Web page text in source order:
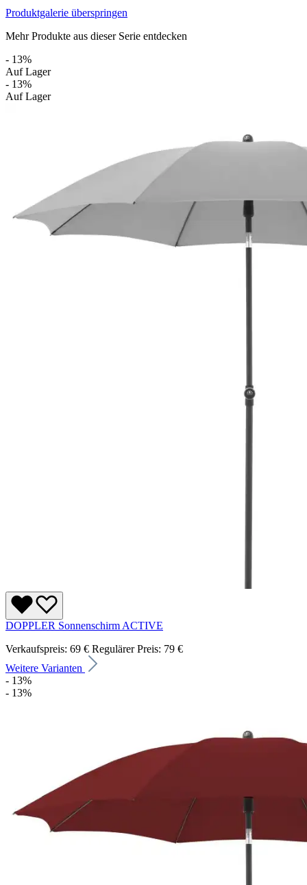
Produktgalerie überspringen
Mehr Produkte aus dieser Serie entdecken
- 13%
Auf Lager
- 13%
Auf Lager
DOPPLER Sonnenschirm ACTIVE
Verkaufspreis: 69 € Regulärer Preis: 79 €
Weitere Varianten
- 13%
- 13%